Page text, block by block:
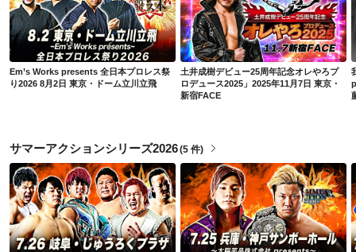
Em’s Works presents 全日本プロレス祭り2026 8月2日 東京・ドーム立川立飛
Em’s Works presents 全日本プロレス祭
り2026 8月2日 東京・ドーム立川立飛
土井成樹デビュー25周年記念オレやろプロデュース2025」2025年11月7日 東京・新宿FACE
土井成樹デビュー25周年記念オレやろプ
ロデュース2025」2025年11月7日 東京・
新宿FACE
サマーアクションシリーズ2026(5 件)
サマーアクションシリーズ2026 7月26日 岐阜・じゅうろくプラザ サマーアクションシリーズ2026 7月25日 兵庫・神戸サンボーホール